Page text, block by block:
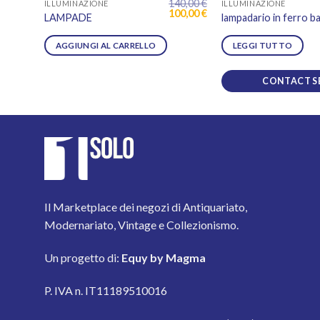
ILLUMINAZIONE
LAMPADE
140,00€
Il
prezzo
100,00€Il
prezzo
attuale
100,00 €.
AGGIUNGI AL CARRELLO
ILLUMINAZIONE
lampadario in ferro
LEGGI TUTTO
CONTACT
Il Marketplace dei negozi di Antiquariato,
Modernariato, Vintage e Collezionismo.
Un progetto di: Equy by Magma
P. IVA n. IT11189510016